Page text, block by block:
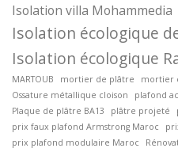
Isolation villa Mohammedia
Isolation écologique
Isolation écologique
MARTOUB
mortier de plâtre
mortier
Ossature métallique cloison
plafond
Plaque de plâtre BA13
plâtre projeté
prix faux plafond Armstrong Maroc
prix plafond modulaire Maroc